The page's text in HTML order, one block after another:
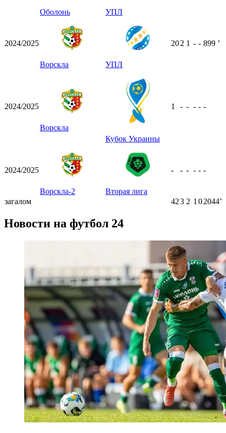
Оболонь УПЛ
2024/2025
Ворскла УПЛ
202 1 - - 899 ʼ
2024/2025
Ворскла
Кубок Украины
1 - - - - -
2024/2025
Ворскла-2 Вторая лига
- - - - - -
загалом 423 2 1 02044ʼ
Новости на футбол 24